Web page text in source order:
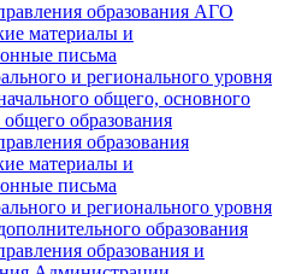
образования АГО
материалы и
письма
и регионального уровня
общего, основного
образования
образования
материалы и
письма
и регионального уровня
образования
образования и